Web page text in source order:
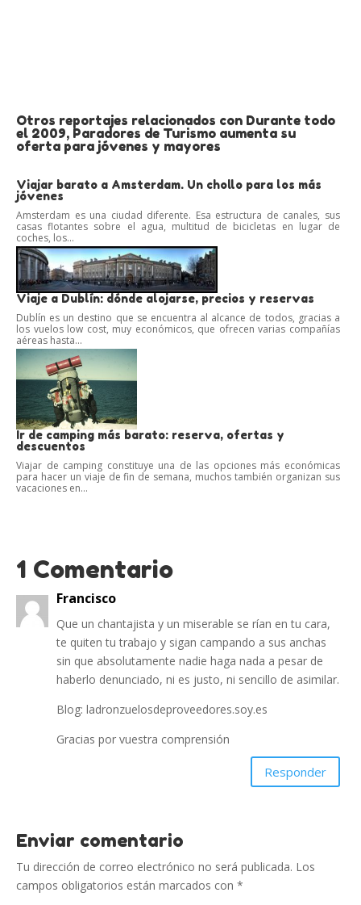
Otros reportajes relacionados con Durante todo
el 2009, Paradores de Turismo aumenta su
oferta para jóvenes y mayores
Viajar barato a Amsterdam. Un chollo para los más
jóvenes
Amsterdam es una ciudad diferente. Esa estructura de canales, sus
casas flotantes sobre el agua, multitud de bicicletas en lugar de
coches, los...
Viaje a Dublín: dónde alojarse, precios y reservas
Dublín es un destino que se encuentra al alcance de todos, gracias a
los vuelos low cost, muy económicos, que ofrecen varias compañías
aéreas hasta...
Ir de camping más barato: reserva, ofertas y
descuentos
Viajar de camping constituye una de las opciones más económicas
para hacer un viaje de fin de semana, muchos también organizan sus
vacaciones en...
1 Comentario
Francisco
Que un chantajista y un miserable se rían en tu cara,
te quiten tu trabajo y sigan campando a sus anchas
sin que absolutamente nadie haga nada a pesar de
haberlo denunciado, ni es justo, ni sencillo de asimilar.
Blog: ladronzuelosdeproveedores.soy.es
Gracias por vuestra comprensión
Responder
Enviar comentario
Tu dirección de correo electrónico no será publicada. Los
campos obligatorios están marcados con *